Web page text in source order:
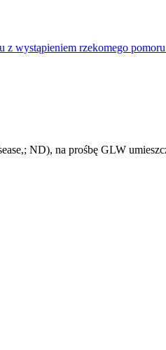
wystąpieniem rzekomego
ND), na prośbę GLW